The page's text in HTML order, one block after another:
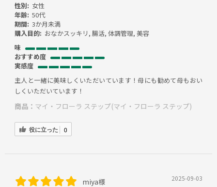
性別: 女性
年齢: 50代
期間: 3か月未満
購入目的: おなかスッキリ, 腸活, 体調管理, 美容
味
おすすめ度
実感度
主人と一緒に美味しくいただいています！母にも勧めて母もおい
しくいただいています！
商品： マイ・フローラ ステップ(マイ・フローラ ステップ)
役に立った 0
miya様 2025-09-03